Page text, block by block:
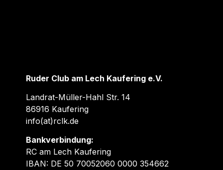
Ruder Club am Lech Kaufering e.V.
Landrat-Müller-Hahl Str. 14
86916 Kaufering
info(at)rclk.de
Bankverbindung:
RC am Lech Kaufering
IBAN: DE 50 70052060 0000 354662